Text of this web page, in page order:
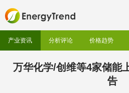
产业资讯 分析评论 价格趋势
万华化学/创维等4家储能
告